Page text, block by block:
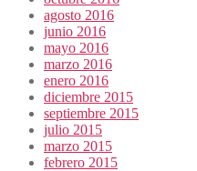
agosto 2016
junio 2016
mayo 2016
marzo 2016
enero 2016
diciembre 2015
septiembre 2015
julio 2015
marzo 2015
febrero 2015